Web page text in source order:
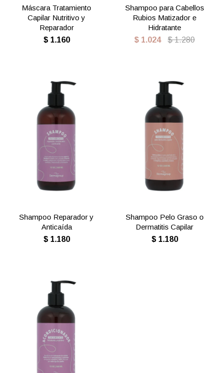
Máscara Tratamiento
Capilar Nutritivo y
Reparador
$ 1.160
Shampoo para Cabellos
Rubios Matizador e
Hidratante
$ 1.024 $ 1.280
Shampoo Reparador y
Anticaída
$ 1.180
Shampoo Pelo Graso o
Dermatitis Capilar
$ 1.180